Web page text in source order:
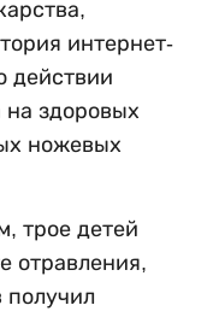
интернет-
действии
на здоровых
ножевых
трое детей
отравления,
получил